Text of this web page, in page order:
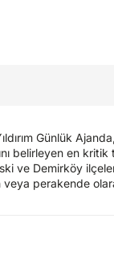
Günlük
belirleyen en
ve Demirköy
veya perakende